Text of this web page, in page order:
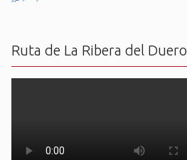
Ruta de La Ribera del Duero